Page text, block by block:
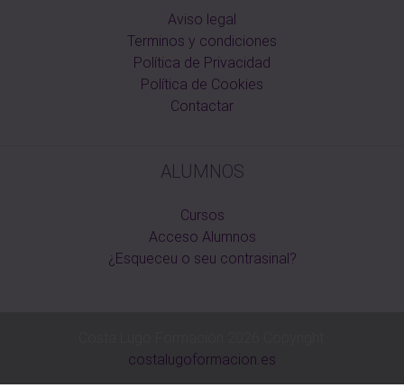
Aviso legal
Terminos y condiciones
Política de Privacidad
Política de Cookies
Contactar
ALUMNOS
Cursos
Acceso Alumnos
¿Esqueceu o seu contrasinal?
costalugoformacion.es